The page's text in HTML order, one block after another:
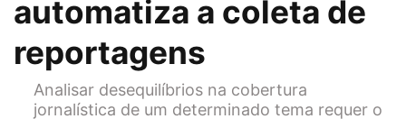
automatiza a coleta de
reportagens
Analisar desequilíbrios na cobertura
jornalística de um determinado tema requer o